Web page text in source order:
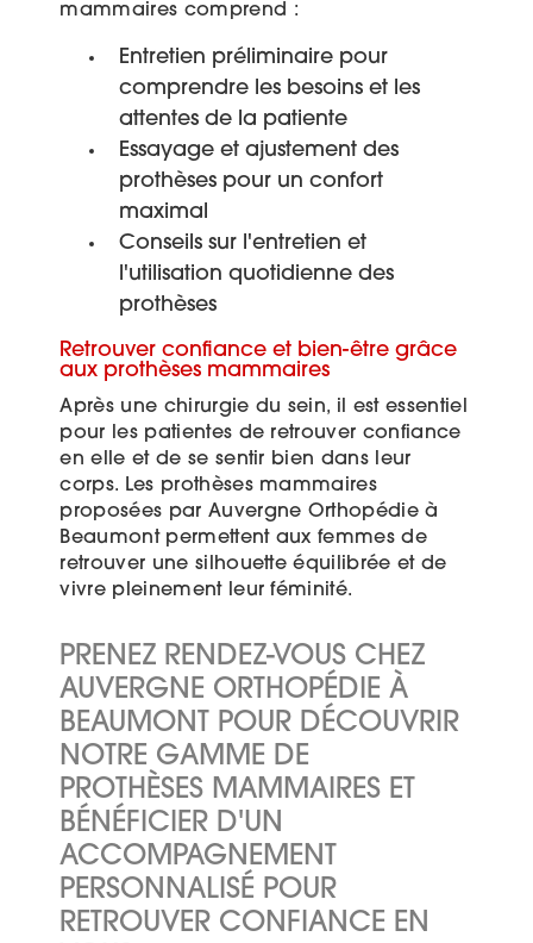
mammaires comprend :
Entretien préliminaire pour
comprendre les besoins et les
attentes de la patiente
Essayage et ajustement des
prothèses pour un confort
maximal
Conseils sur l'entretien et
l'utilisation quotidienne des
prothèses
Retrouver confiance et bien-être grâce
aux prothèses mammaires
Après une chirurgie du sein, il est essentiel
pour les patientes de retrouver confiance
en elle et de se sentir bien dans leur
corps. Les prothèses mammaires
proposées par Auvergne Orthopédie à
Beaumont permettent aux femmes de
retrouver une silhouette équilibrée et de
vivre pleinement leur féminité.
PRENEZ RENDEZ-VOUS CHEZ
AUVERGNE ORTHOPÉDIE À
BEAUMONT POUR DÉCOUVRIR
NOTRE GAMME DE
PROTHÈSES MAMMAIRES ET
BÉNÉFICIER D'UN
ACCOMPAGNEMENT
PERSONNALISÉ POUR
RETROUVER CONFIANCE EN